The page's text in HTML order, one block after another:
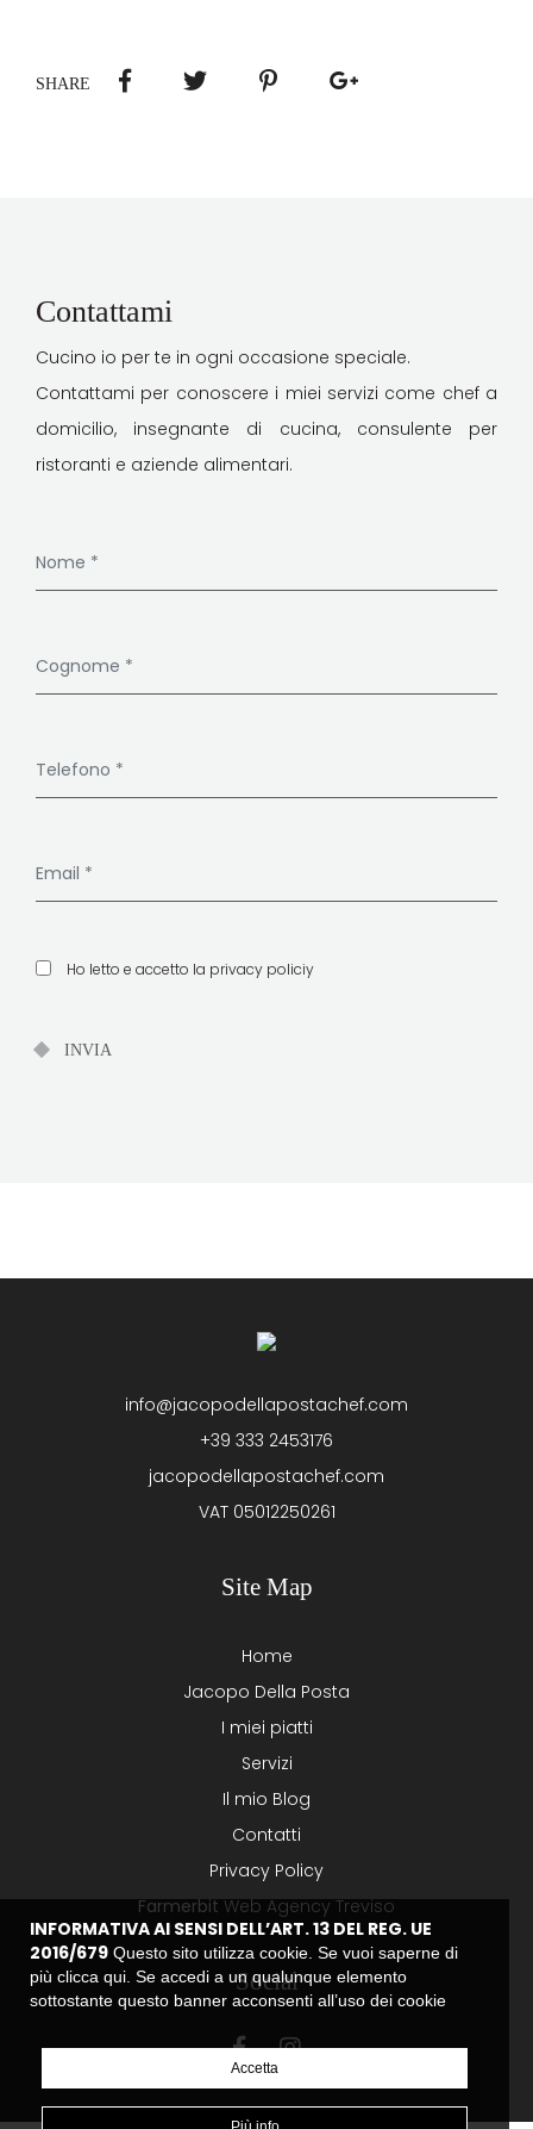
SHARE
Contattami
Cucino io per te in ogni occasione speciale.
Contattami per conoscere i miei servizi come chef a
domicilio, insegnante di cucina, consulente per
ristoranti e aziende alimentari.
Ho letto e accetto la privacy policiy
info@jacopodellapostachef.com
+39 333 2453176
jacopodellapostachef.com
VAT 05012250261
Site Map
Home
Jacopo Della Posta
I miei piatti
Servizi
Il mio Blog
Contatti
Privacy Policy
FarmerbitWeb Agency Treviso
Social
INFORMATIVA AI SENSI DELL’ART. 13 DEL REG. UE
2016/679 Questo sito utilizza cookie. Se vuoi saperne di
più clicca qui . Se accedi a un qualunque elemento
sottostante questo banner acconsenti all’uso dei cookie
Accetta